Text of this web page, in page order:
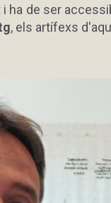
ha de ser
, els artífexs